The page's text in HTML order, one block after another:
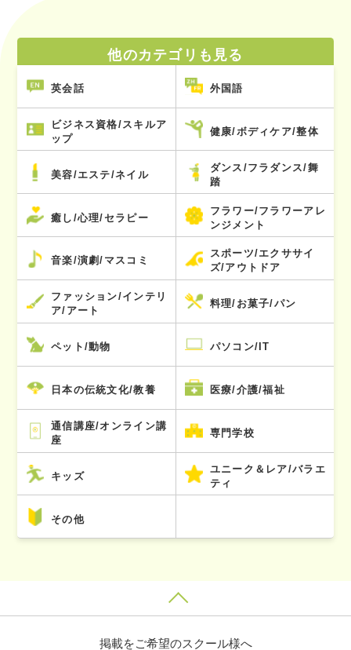
他のカテゴリも見る
英会話 外国語
ビジネス資格/スキルア
ップ
健康/ボディケア/整体
美容/エステ/ネイル
ダンス/フラダンス/舞
踏
癒し/心理/セラピー
フラワー/フラワーアレ
ンジメント
音楽/演劇/マスコミ
スポーツ/エクササイ
ズ/アウトドア
ファッション/インテリ
ア/アート
料理/お菓子/パン
ペット/動物 パソコン/IT
日本の伝統文化/教養 医療/介護/福祉
通信講座/オンライン講
座
専門学校
キッズ
ユニーク＆レア/バラエ
ティ
その他
掲載をご希望のスクール様へ